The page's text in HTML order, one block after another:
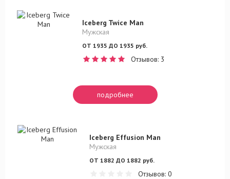
Iceberg Twice Man
Мужская
ОТ 1935 ДО 1935 руб.
Отзывов: 3
подробнее
Iceberg Effusion Man
Мужская
ОТ 1882 ДО 1882 руб.
Отзывов: 0